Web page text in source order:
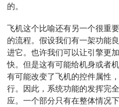
的。
飞机这个比喻还有另一个很重
的流程。假设我们有一架功能
进它。也许我们可以让引擎更
快。但是这有可能给机身或者
有可能改变了飞机的控件属性
行。因此，系统功能的发挥完
应。一个部分只有在整体情况